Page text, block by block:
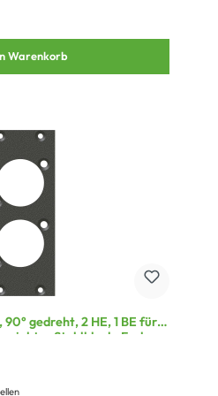
Warenkorb
gedreht, 2 HE, 1 BE für
Stahlblech, Farbe: